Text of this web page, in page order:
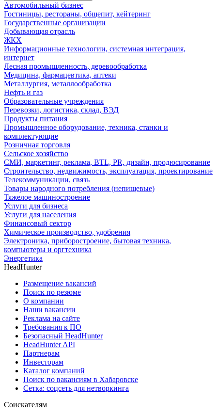
Автомобильный бизнес
Гостиницы, рестораны, общепит, кейтеринг
Государственные организации
Добывающая отрасль
ЖКХ
Информационные технологии, системная интеграция,
интернет
Лесная промышленность, деревообработка
Медицина, фармацевтика, аптеки
Металлургия, металлообработка
Нефть и газ
Образовательные учреждения
Перевозки, логистика, склад, ВЭД
Продукты питания
Промышленное оборудование, техника, станки и
комплектующие
Розничная торговля
Сельское хозяйство
СМИ, маркетинг, реклама, BTL, PR, дизайн, продюсирование
Строительство, недвижимость, эксплуатация, проектирование
Телекоммуникации, связь
Товары народного потребления (непищевые)
Тяжелое машиностроение
Услуги для бизнеса
Услуги для населения
Финансовый сектор
Химическое производство, удобрения
Электроника, приборостроение, бытовая техника,
компьютеры и оргтехника
Энергетика
HeadHunter
Размещение вакансий
Поиск по резюме
О компании
Наши вакансии
Реклама на сайте
Требования к ПО
Безопасный HeadHunter
HeadHunter API
Партнерам
Инвесторам
Каталог компаний
Поиск по вакансиям в Хабаровске
Сетка: соцсеть для нетворкинга
Соискателям